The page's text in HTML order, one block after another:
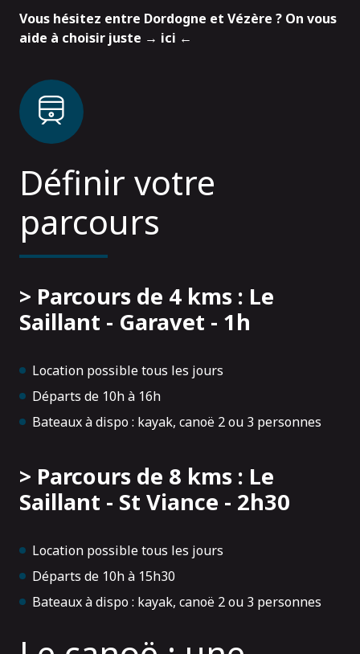
Vous hésitez entre Dordogne et Vézère ? On vous
aide à choisir juste → ici ←
Définir votre
parcours
> Parcours de 4 kms : Le
Saillant - Garavet - 1h
Location possible tous les jours
Départs de 10h à 16h
Bateaux à dispo : kayak, canoë 2 ou 3 personnes
> Parcours de 8 kms : Le
Saillant - St Viance - 2h30
Location possible tous les jours
Départs de 10h à 15h30
Bateaux à dispo : kayak, canoë 2 ou 3 personnes